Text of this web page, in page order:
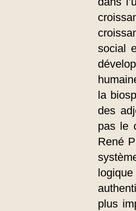
social
la
des
pas le
René
plus